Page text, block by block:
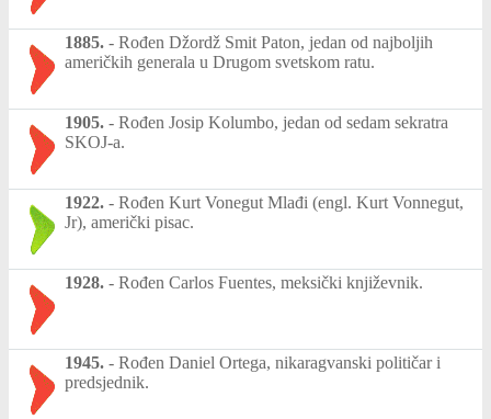
1885. - Rođen Džordž Smit Paton, jedan od najboljih
američkih generala u Drugom svetskom ratu.
1905. - Rođen Josip Kolumbo, jedan od sedam sekratra
SKOJ-a.
1922. - Rođen Kurt Vonegut Mlađi (engl. Kurt Vonnegut,
Jr), američki pisac.
1928. - Rođen Carlos Fuentes, meksički književnik.
1945. - Rođen Daniel Ortega, nikaragvanski političar i
predsjednik.